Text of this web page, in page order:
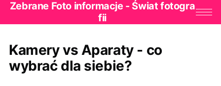
Zebrane Foto informacje - Świat fotogra
fii
Kamery vs Aparaty - co
wybrać dla siebie?